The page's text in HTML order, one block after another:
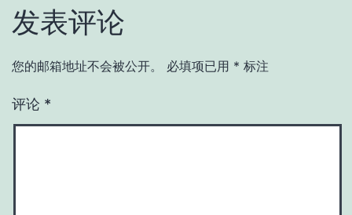
发表评论
您的邮箱地址不会被公开。 必填项已用 * 标注
评论 *